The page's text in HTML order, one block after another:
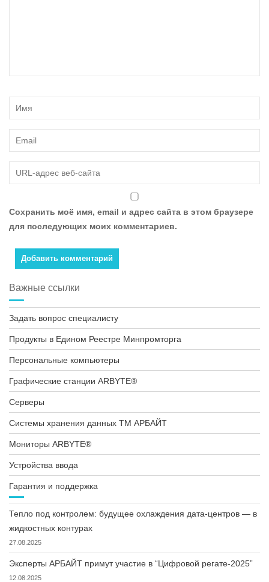
Сохранить моё имя, email и адрес сайта в этом браузере
для последующих моих комментариев.
Важные ссылки
Задать вопрос специалисту
Продукты в Едином Реестре Минпромторга
Персональные компьютеры
Графические станции ARBYTE®
Серверы
Системы хранения данных ТМ АРБАЙТ
Мониторы ARBYTE®
Устройства ввода
Гарантия и поддержка
Тепло под контролем: будущее охлаждения дата-центров — в
жидкостных контурах
27.08.2025
Эксперты АРБАЙТ примут участие в “Цифровой регате-2025”
12.08.2025